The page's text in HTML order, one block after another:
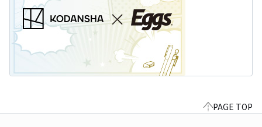
PAGE TOP